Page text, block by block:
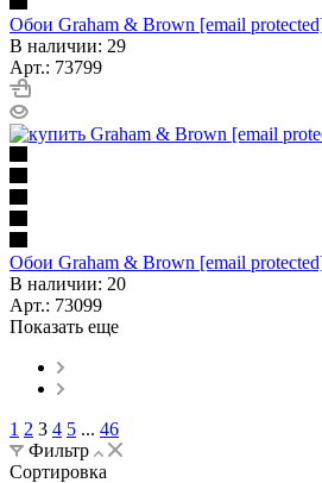
Обои Graham & Brown [email
В наличии: 29
Арт.: 73799
Обои Graham & Brown [email
В наличии: 20
Арт.: 73099
Показать еще
1 2 3 4 5 ... 46
Фильтр
Сортировка